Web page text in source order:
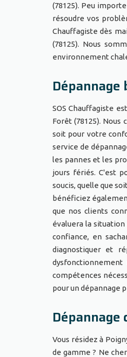
(78125). Peu
résoudre vos
Chauffagiste dès
(78125). Nous
environnement
SOS Chauffagiste
Forêt (78125).
soit pour votre
service de
les pannes et les
jours fériés. C'est
soucis, quelle que
bénéficiez
que nos clients
évaluera la
confiance, en
diagnostiquer et
compétences
pour un dépannage
Vous résidez à
de gamme ? Ne